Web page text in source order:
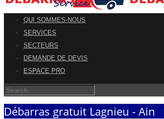
QUI SOMMES-NOUS
SERVICES
SECTEURS
DEMANDE DE DEVIS
ESPACE PRO
Débarras gratuit Lagnieu - Ain